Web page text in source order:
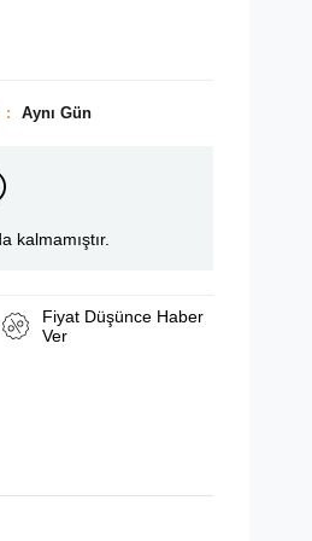
: Aynı Gün
kalmamıştır.
Fiyat Düşünce Haber
Ver